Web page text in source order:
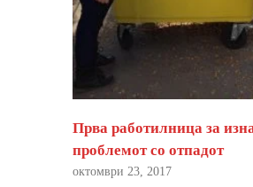
Прва работилница за
проблемот со отпадот
октомври 23, 2017